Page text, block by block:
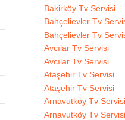
Bakirköy Tv Servisi
Bahçelievler Tv
Bahçelievler Tv
Avcılar Tv Servisi
Avcılar Tv Servisi
Ataşehir Tv Servisi
Ataşehir Tv Servisi
Arnavutköy Tv Servisi
Arnavutköy Tv Servisi